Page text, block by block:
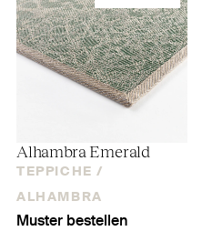
Alhambra Emerald
TEPPICHE /
ALHAMBRA
Muster bestellen